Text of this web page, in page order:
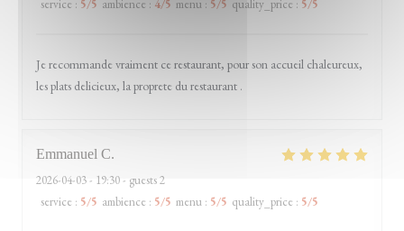
service : 5/5 ambience : 4/5 menu : 5/5 quality_price : 5/5
Je recommande vraiment ce restaurant, pour son accueil chaleureux,
les plats delicieux, la proprete du restaurant .
Emmanuel C
2026-04-03- 19:30 - guests 2
service : 5/5 ambience : 5/5 menu : 5/5 quality_price : 5/5